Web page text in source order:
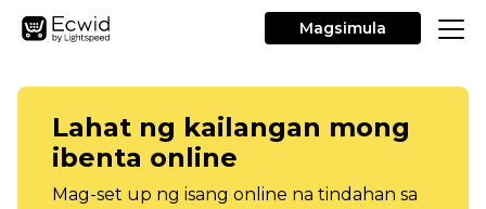
Magsimula
Lahat ng kailangan mong
ibenta online
Mag-set up ng isang online na tindahan sa